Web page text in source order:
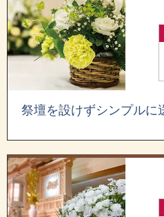
祭壇を設けずシンプルに